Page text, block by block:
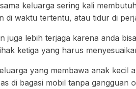
keluarga sering kali
di waktu tertentu, atau tidur di
juga lebih terjaga karena anda
ketiga yang harus
yang membawa anak kecil
di bagasi mobil tanpa gangguan